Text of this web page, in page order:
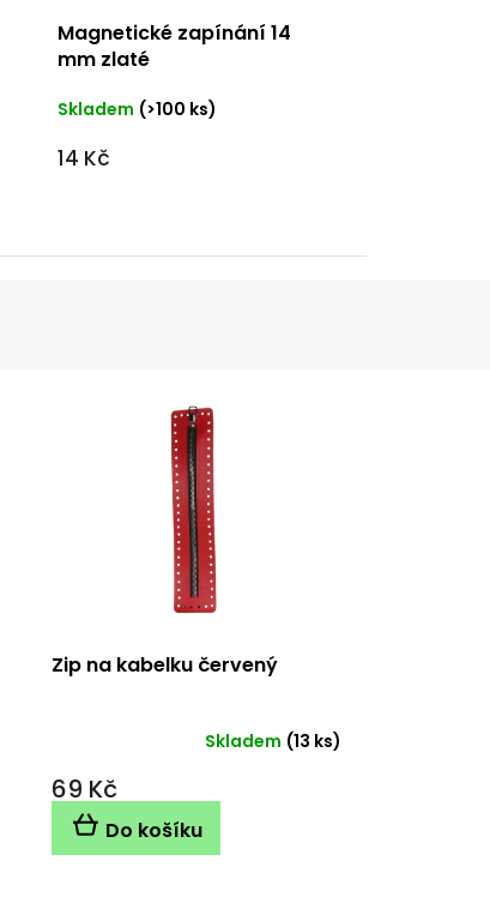
Magnetické zapínání 14
mm zlaté
Skladem (>100 ks)
14 Kč
Zip na kabelku červený
Skladem (13 ks)
69 Kč
Do košíku